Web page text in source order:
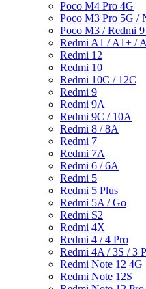
Poco M4 Pro 4G
Poco M3 Pro 5G /
Poco M3 / Redmi
Redmi A1 / A1+ /
Redmi 12
Redmi 10
Redmi 10C / 12C
Redmi 9
Redmi 9A
Redmi 9C / 10A
Redmi 8 / 8A
Redmi 7
Redmi 7A
Redmi 6 / 6A
Redmi 5
Redmi 5 Plus
Redmi 5A / Go
Redmi S2
Redmi 4X
Redmi 4 / 4 Pro
Redmi 4A / 3S / 3
Redmi Note 12 4G
Redmi Note 12S